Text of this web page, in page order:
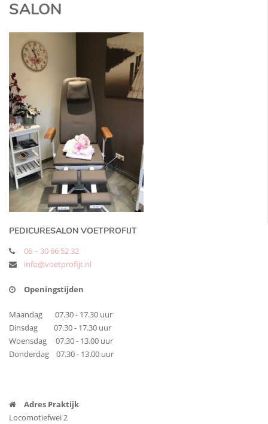
SALON
PEDICURESALON VOETPROFIJT
06 – 30 66 52 32
info@voetprofijt.nl
Openingstijden
Maandag 07.30 - 17.30 uur
Dinsdag 07.30 - 17.30 uur
Woensdag 07.30 - 13.00 uur
Donderdag 07.30 - 13.00 uur
Adres Praktijk
Locomotiefwei 2